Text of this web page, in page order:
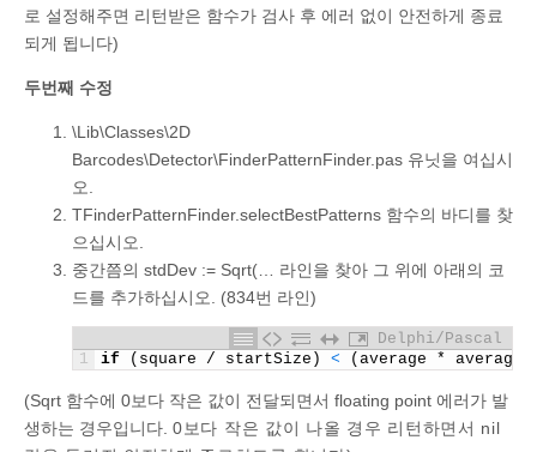
로 설정해주면 리턴받은 함수가 검사 후 에러 없이 안전하게 종료
되게 됩니다)
두번째 수정
\Lib\Classes\2D
Barcodes\Detector\FinderPatternFinder.pas 유닛을 여십시
오.
TFinderPatternFinder.selectBestPatterns 함수의 바디를 찾
으십시오.
중간쯤의 stdDev := Sqrt(… 라인을 찾아 그 위에 아래의 코
드를 추가하십시오. (834번 라인)
Delphi/Pascal
1
if ( square / startSize ) < ( average * average
(Sqrt 함수에 0보다 작은 값이 전달되면서 floating point 에러가 발
생하는 경우입니다. 0보다 작은 값이 나올 경우 리턴하면서 nil